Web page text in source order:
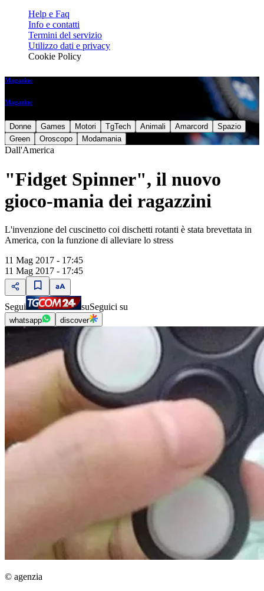
Help e Faq
Info e contatti
Termini del servizio
Utilizzo dati e privacy
Cookie Policy
Magazine
Magazine
Donne Games Motori TgTech Animali Amarcord
Spazio
Green
Oroscopo Modamania
Dall'America
"Fidget Spinner", il nuovo
gioco-mania dei ragazzini
L'invenzione del cuscinetto coi dischetti rotanti è stata brevettata in
America, con la funzione di alleviare lo stress
11 Mag 2017 - 17:45
11 Mag 2017 - 17:45
Segui suSeguici su
whatsapp discover
© agenzia